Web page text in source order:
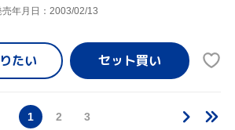
売年月日：2003/02/13
たい
1 2 3